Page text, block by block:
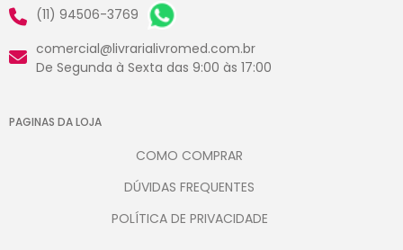
(11) 94506-3769
comercial@livrarialivromed.com.br
De Segunda à Sexta das 9:00 às 17:00
PAGINAS DA LOJA
COMO COMPRAR
DÚVIDAS FREQUENTES
POLÍTICA DE PRIVACIDADE